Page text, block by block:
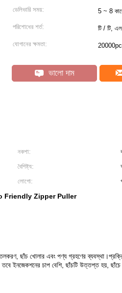
ডেলিভারি সময়: 5 ~ 8
পরিশোধের শর্ত: টি / টি,
যোগানের ক্ষমতা:
ভালো দাম
নকশা:
বৈশিষ্ট্য:
লোগো:
Friendly Zipper Puller
ছাঁচ খোলার এবং পণ্য গ্রহণের
তবে ইনজেকশনের চাপ বেশি, ছাঁচটি উত্তপ্ত হয়,